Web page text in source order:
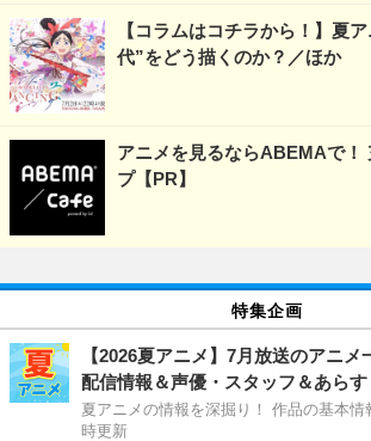
【コラムはコチラから！】夏
代”をどう描くのか？／ほか
アニメを見るならABEMAで！
プ【PR】
特集企画
【2026夏アニメ】7月放送のアニ
配信情報＆声優・スタッフ＆あらす
夏アニメの情報を深掘り！ 作品の基本
時更新